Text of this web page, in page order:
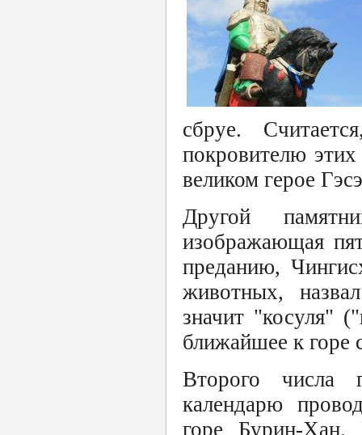
сбруе.
покровителю
великом герое
Другой
изображающая
преданию,
животных,
значит "косуля"
ближайшее к горе
Второго числа
календарю
горе Бурин-Хан.